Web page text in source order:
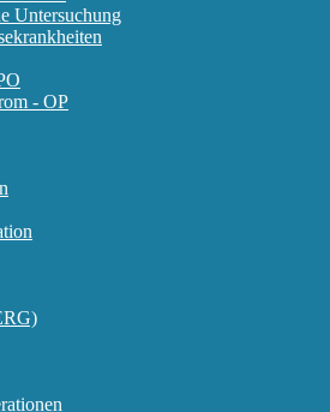
Untersuchung
- OP